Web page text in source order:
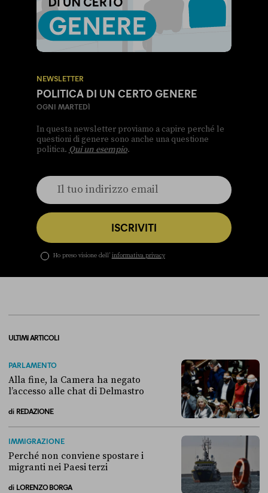
NEWSLETTER
POLITICA DI UN CERTO GENERE
OGNI MARTEDÌ
In questa newsletter proviamo a capire perché le
questioni di genere sono anche una questione
politica. Qui un esempio.
ISCRIVITI
Ho preso visione dell’ informativa privacy
ULTIMI ARTICOLI
PARLAMENTO
Alla fine, la Camera ha negato
l’accesso alle chat di Delmastro
di REDAZIONE
IMMIGRAZIONE
Perché non conviene spostare i
migranti nei Paesi terzi
di LORENZO BORGA